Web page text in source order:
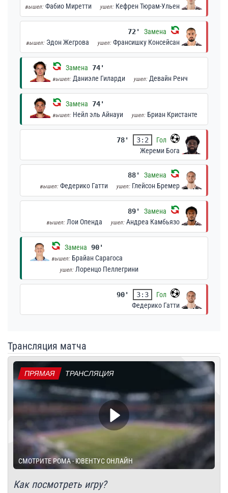
вышел: Фабио Миретти ушел: Кефрен Тюрам-Ульен
72' Замена
вышел: Эдон Жегрова ушел: Франсишку Консейсан
Замена 74'
вышел: Даниэле Гиларди ушел: Девайн Ренч
Замена 74'
вышел: Нейл эль Айнауи ушел: Бриан Кристанте
78' 3:2
Гол
Жереми Бога
88' Замена
вышел: Федерико Гатти ушел: Глейсон Бремер
89' Замена
вышел: Лои Опенда ушел: Андреа Камбьязо
Замена 90'
вышел: Брайан Сарагоса
ушел: Лоренцо Пеллегрини
90' 3:3
Гол
Федерико Гатти
Трансляция матча
ПРЯМАЯ ТРАНСЛЯЦИЯ
СМОТРИТЕ РОМА - ЮВЕНТУС ОНЛАЙН
Как посмотреть игру?